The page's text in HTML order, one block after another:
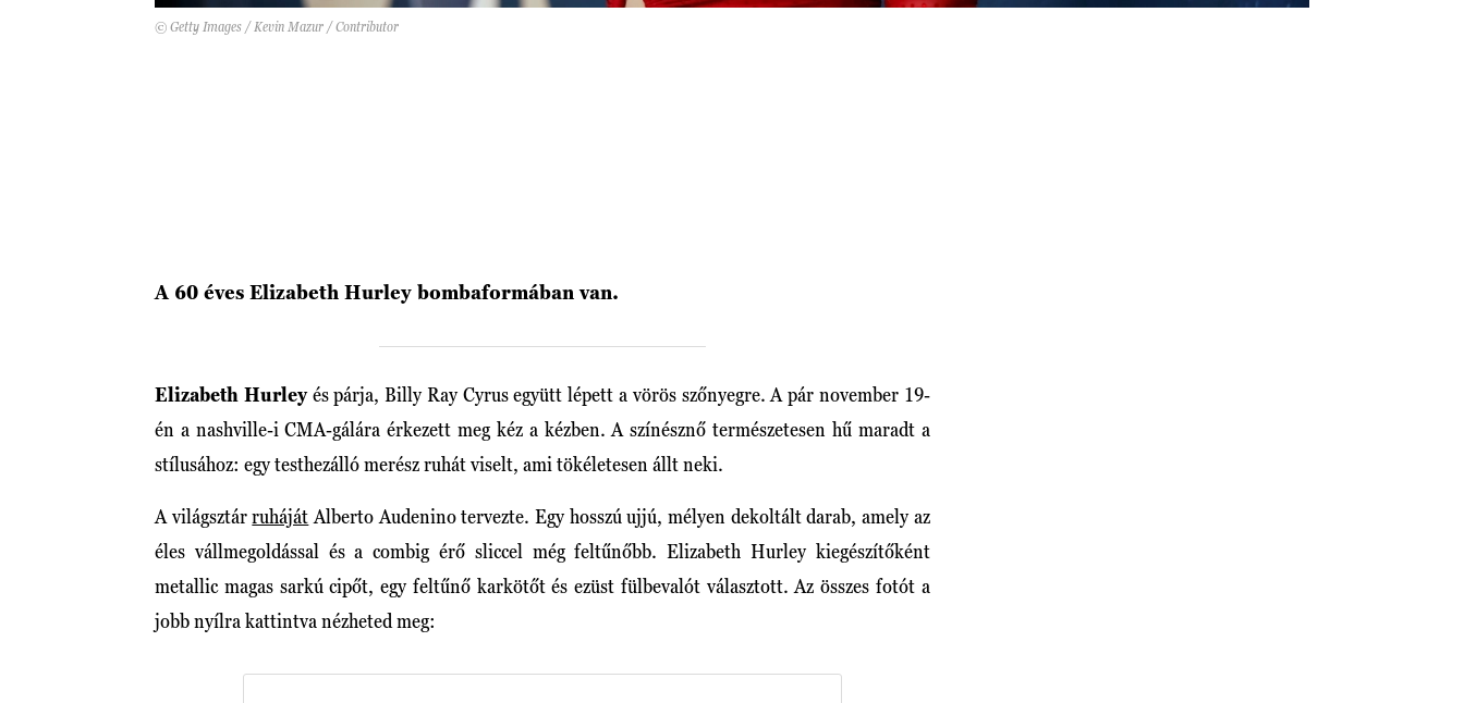
© Getty Images / Kevin Mazur / Contributor
A 60 éves Elizabeth Hurley bombaformában van.
Elizabeth Hurleyés párja, Billy Ray Cyrus együtt lépett a vörös szőnyegre. A pár november 19-
én a nashville-i CMA-gálára érkezett meg kéz a kézben. A színésznő természetesen hű maradt a
stílusához: egy testhezálló merész ruhát viselt, ami tökéletesen állt neki.
A világsztárruháját Alberto Audenino tervezte. Egy hosszú ujjú, mélyen dekoltált darab, amely az
éles vállmegoldással és a combig érő sliccel még feltűnőbb. Elizabeth Hurley kiegészítőként
metallic magas sarkú cipőt, egy feltűnő karkötőt és ezüst fülbevalót választott. Az összes fotót a
jobb nyílra kattintva nézheted meg: